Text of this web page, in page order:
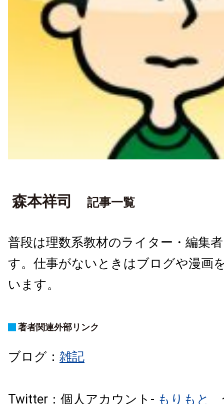
森本祥司 記事一覧
普段は理数系教材のライター・編集
す。仕事がないときはブログや漫画
います。
著者関連外部リンク
ブログ： 雑記
Twitter：個人アカウント- もりもと